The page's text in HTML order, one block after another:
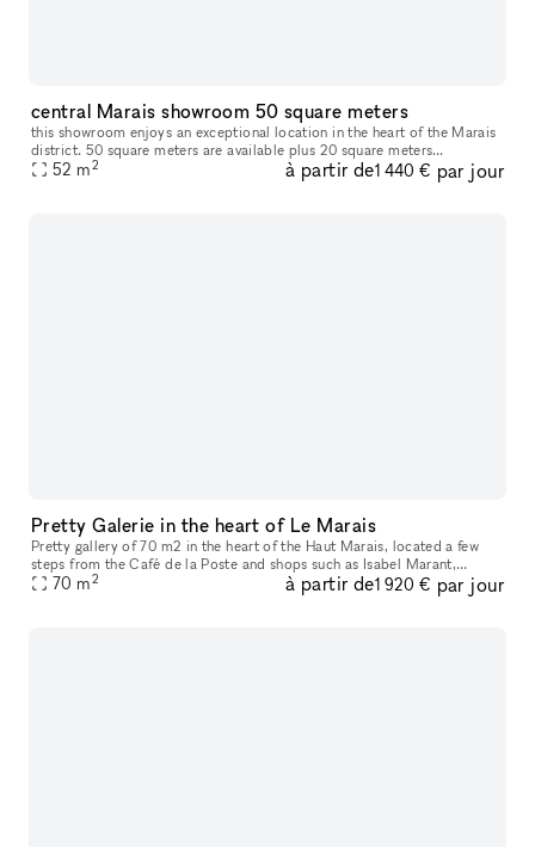
central Marais showroom 50 square meters
this showroom enjoys an exceptional location in the heart of the Marais
district. 50 square meters are available plus 20 square meters
downstairs and in the back for back office or fitting room. Avai
52 m2 à partir de1 440 € par jour
Pretty Galerie in the heart of Le Marais
Pretty gallery of 70 m2 in the heart of the Haut Marais, located a few
steps from the Café de la Poste and shops such as Isabel Marant,
Jérôme Dreyfuss or Comme des Garçons. Large window on the stree
70 m2 à partir de1 920 € par jour